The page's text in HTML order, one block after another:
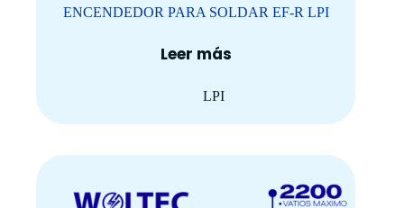
ENCENDEDOR PARA SOLDAR EF-R LPI
Leer más
LPI